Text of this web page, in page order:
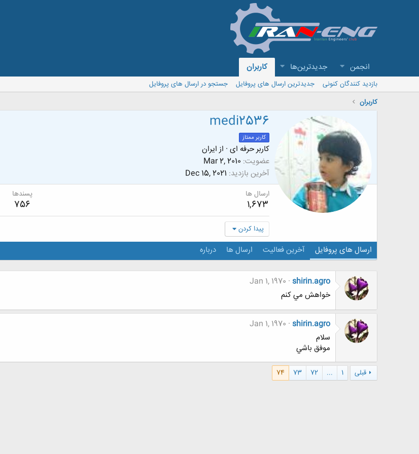
انجمن جدیدترین‌ها کاربران
بازدید کنندگان کنونی جدیدترین ارسال های پروفایل
جستجو در ارسال های پروفایل
کاربران
medi2536
کاربر ممتاز
کاربر حرفه ای · از ايران
عضویت Mar 2, 2010
آخرین بازدید Dec 15, 2021
ارسال ها
1,673
پسندها
756
پیدا کردن
ارسال های پروفایل آخرین فعالیت ارسال ها درباره
shirin.agro
Jan 1, 1970
خواهش مي كنم
shirin.agro
Jan 1, 1970
سلام
موفق باشي
قبلی 1
...
72
73
74